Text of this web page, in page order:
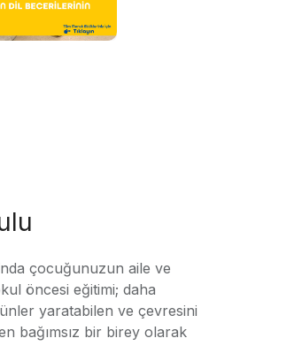
çocuğunuzun aile ve
öncesi eğitimi; daha
yaratabilen ve çevresini
bağımsız bir birey olarak